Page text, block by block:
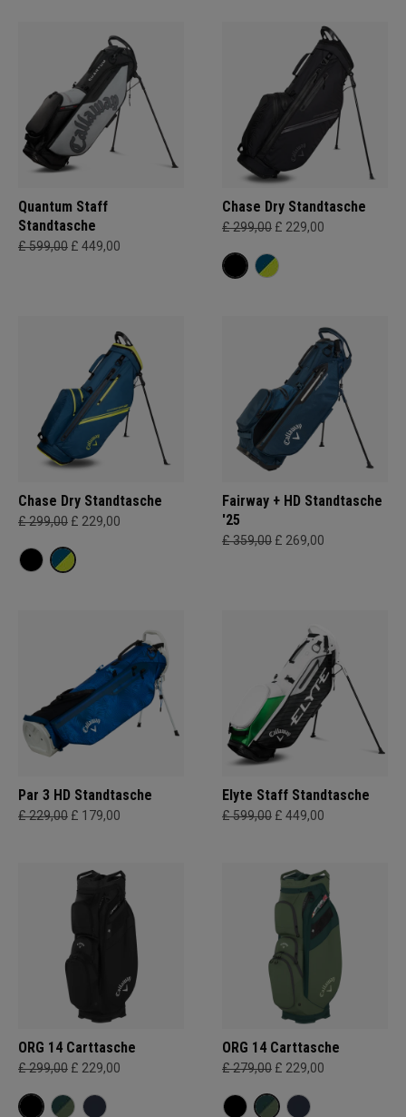
Quantum Staff
Standtasche
£ 599,00 £ 449,00
Chase Dry Standtasche
£ 299,00 £ 229,00
Chase Dry Standtasche
£ 299,00 £ 229,00
Fairway + HD Standtasche
'25
£ 359,00 £ 269,00
Par 3 HD Standtasche
£ 229,00 £ 179,00
Elyte Staff Standtasche
£ 599,00 £ 449,00
ORG 14 Carttasche
£ 299,00 £ 229,00
ORG 14 Carttasche
£ 279,00 £ 229,00